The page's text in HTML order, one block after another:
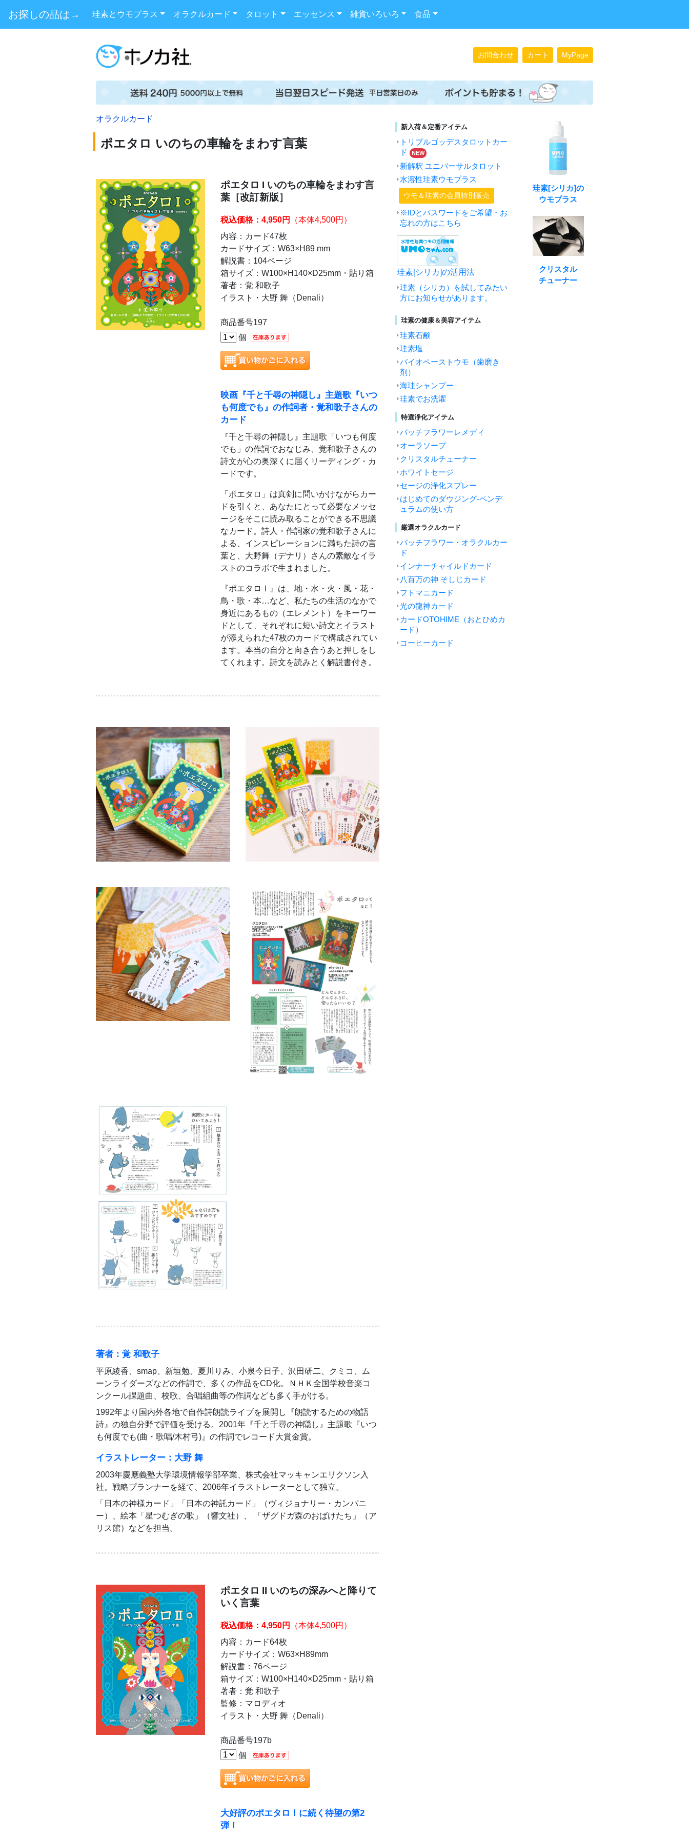
お探しの品は→ 珪素とウモプラス オラクルカード タロット エッセンス 雑貨いろいろ 食品
お問合わせ カート MyPage
オラクルカード
ポエタロ いのちの車輪をまわす言葉
ポエタロ I いのちの車輪をまわす言
葉［改訂新版］
税込価格：4,950円
（本体4,500円）
内容：カード47枚
カードサイズ：W63×H89 mm
解説書：104ページ
箱サイズ：W100×H140×D25mm・貼り箱
著者：覚 和歌子
イラスト・大野 舞（Denali）
商品番号197
個
映画『千と千尋の神隠し』主題歌『いつ
も何度でも』の作詞者・覚和歌子さんの
カード
『千と千尋の神隠し』主題歌「いつも何度
でも」の作詞でおなじみ、覚和歌子さんの
詩文が心の奥深くに届くリーディング・カ
ードです。
「ポエタロ」は真剣に問いかけながらカー
ドを引くと、あなたにとって必要なメッセ
ージをそこに読み取ることができる不思議
なカード。詩人・作詞家の覚和歌子さんに
よる、インスピレーションに満ちた詩の言
葉と、大野舞（デナリ）さんの素敵なイラ
ストのコラボで生まれました。
『ポエタロⅠ』は、地・水・火・風・花・
鳥・歌・本…など、私たちの生活のなかで
身近にあるもの（エレメント）をキーワー
ドとして、それぞれに短い詩文とイラスト
が添えられた47枚のカードで構成されてい
ます。本当の自分と向き合うあと押しをし
てくれます。詩文を読みとく解説書付き。
著者：覚 和歌子
平原綾香、smap、新垣勉、夏川りみ、小泉今日子、沢田研二、クミコ、ム
ーンライダーズなどの作詞で、多くの作品をCD化。ＮＨＫ全国学校音楽コ
ンクール課題曲、校歌、合唱組曲等の作詞なども多く手がける。
1992年より国内外各地で自作詩朗読ライブを展開し『朗読するための物語
詩』の独自分野で評価を受ける。2001年『千と千尋の神隠し』主題歌『いつ
も何度でも(曲・歌唱/木村弓)』の作詞でレコード大賞金賞。
イラストレーター：大野 舞
2003年慶應義塾大学環境情報学部卒業、株式会社マッキャンエリクソン入
社。戦略プランナーを経て、2006年イラストレーターとして独立。
「日本の神様カード」「日本の神託カード」（ヴィジョナリー・カンパニ
ー）、絵本「星つむぎの歌」（響文社）、 「ザグドガ森のおばけたち」（ア
リス館）などを担当。
ポエタロ II いのちの深みへと降りて
いく言葉
税込価格：4,950円
（本体4,500円）
内容：カード64枚
カードサイズ：W63×H89mm
解説書：76ページ
箱サイズ：W100×H140×D25mm・貼り箱
著者：覚 和歌子
監修：マロディオ
イラスト・大野 舞（Denali）
商品番号197b
個
大好評のポエタロⅠに続く待望の第2
弾！
新入荷＆定番アイテム
トリプルゴッデスタロットカー
ド
NEW
新解釈 ユニバーサルタロット
水溶性珪素ウモプラス
ウモ＆珪素の会員特別販売
※IDとパスワードをご希望・お
忘れの方はこちら
珪素[シリカ]の活用法
珪素（シリカ）を試してみたい
方にお知らせがあります。
珪素の健康＆美容アイテム
珪素石鹸
珪素塩
バイオペーストウモ（歯磨き
剤）
海珪シャンプー
珪素でお洗濯
特選浄化アイテム
バッチフラワーレメディ
オーラソープ
クリスタルチューナー
ホワイトセージ
セージの浄化スプレー
はじめてのダウジング-ペンデ
ュラムの使い方
厳選オラクルカード
バッチフラワー・オラクルカー
ド
インナーチャイルドカード
八百万の神 そしじカード
フトマニカード
光の龍神カード
カードOTOHIME（おとひめカ
ード）
コーヒーカード
珪素[シリカ]の
ウモプラス
クリスタル
チューナー